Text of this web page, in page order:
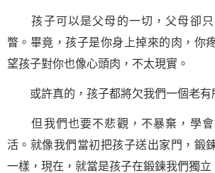
孩子可以是父母的一切，父母卻只
瞥。畢竟，孩子是你身上掉來的肉，你
望孩子對你也像心頭肉，不太現實。
或許真的，孩子都將欠我們一個老有
但我們也要不悲觀，不暴棄，學會
活。就像我們當初把孩子送出家門，鍛
一樣，現在，就當是孩子在鍛鍊我們獨立